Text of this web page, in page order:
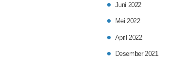
Juni 2022
Mei 2022
April 2022
Desember 2021